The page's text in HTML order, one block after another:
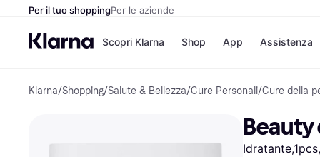
Per il tuo shoppingPer le aziende
Scopri Klarna
Opzioni di
Paga ora
Paga in 3 rate
Paga dopo 30 giorni
Shop
Negozi
Unieuro
Media
eBay
App Assistenza
Klarna/Shopping/Salute & Bellezza/Cure Personali/Cure della
Beauty